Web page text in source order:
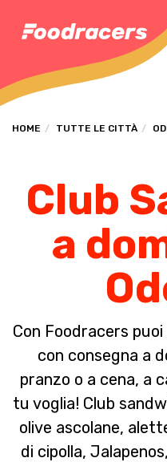
HOME TUTTE LE CITTÀ
Club
a
Con Foodracers
con consegna a
pranzo o a cena, a
tu voglia! Club
olive ascolane,
di cipolla,